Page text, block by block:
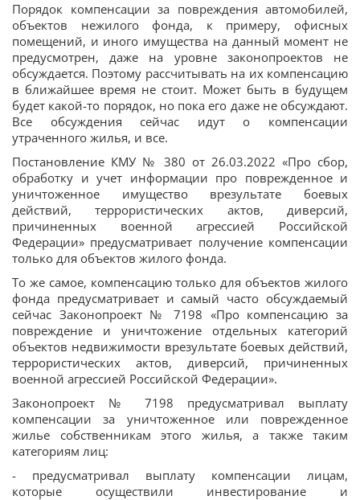
Порядок компенсации за повреждения автомобилей,
объектов нежилого фонда, к примеру, офисных
помещений, и иного имущества на данный момент не
предусмотрен, даже на уровне законопроектов не
обсуждается. Поэтому рассчитывать на их компенсацию
в ближайшее время не стоит. Может быть в будущем
будет какой-то порядок, но пока его даже не обсуждают.
Все обсуждения сейчас идут о компенсации
утраченного жилья, и все.
Постановление КМУ № 380 от 26.03.2022 «Про сбор,
обработку и учет информации про поврежденное и
уничтоженное имущество врезультате боевых
действий, террористических актов, диверсий,
причиненных военной агрессией Российской
Федерации» предусматривает получение компенсации
только для объектов жилого фонда.
То же самое, компенсацию только для объектов жилого
фонда предусматривает и самый часто обсуждаемый
сейчас Законопроект № 7198 «Про компенсацию за
повреждение и уничтожение отдельных категорий
объектов недвижимости врезультате боевых действий,
террористических актов, диверсий, причиненных
военной агрессией Российской Федерации».
Законопроект № 7198 предусматривал выплату
компенсации за уничтоженное или поврежденное
жилье собственникам этого жилья, а также таким
категориям лиц:
- предусматривал выплату компенсации лицам,
которые осуществили инвестирование и